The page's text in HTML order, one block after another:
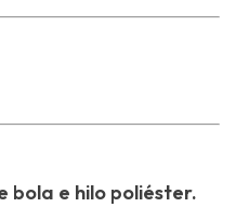
bola e hilo poliéster.